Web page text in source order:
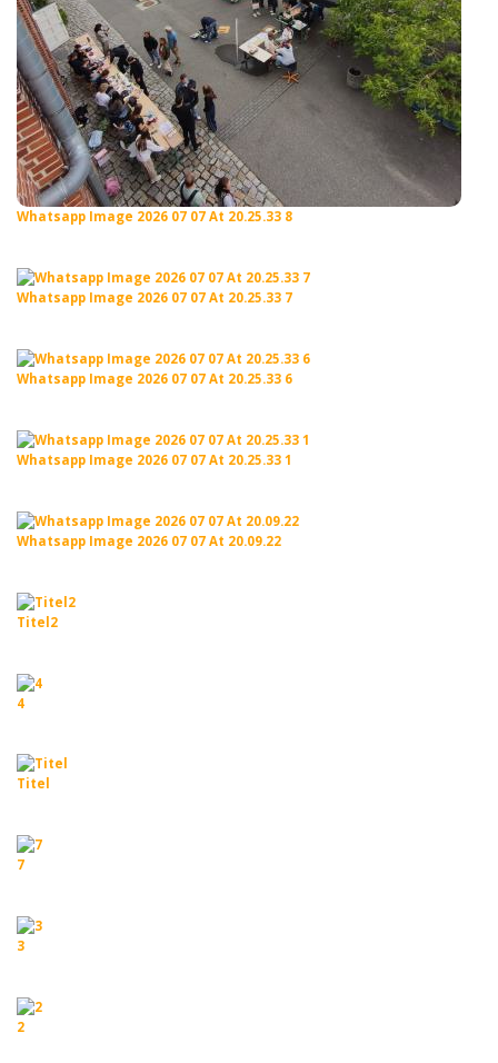
Whatsapp Image 2026 07 07 At 20.25.33 8
Whatsapp Image 2026 07 07 At 20.25.33 7
Whatsapp Image 2026 07 07 At 20.25.33 6
Whatsapp Image 2026 07 07 At 20.25.33 1
Whatsapp Image 2026 07 07 At 20.09.22
Titel2
4
Titel
7
3
2